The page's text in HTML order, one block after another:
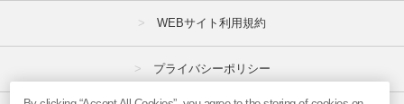
WEBサイト利用規約
プライバシーポリシー